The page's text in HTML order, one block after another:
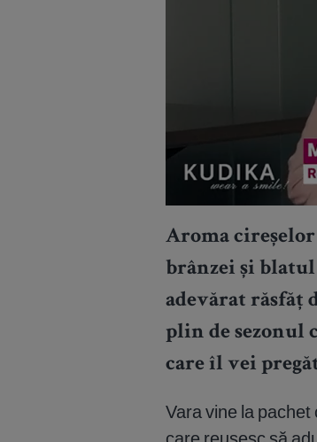
Aroma
brânzei și
adevărat răsfăț
plin de sezonul
care îl vei
Vara vine la